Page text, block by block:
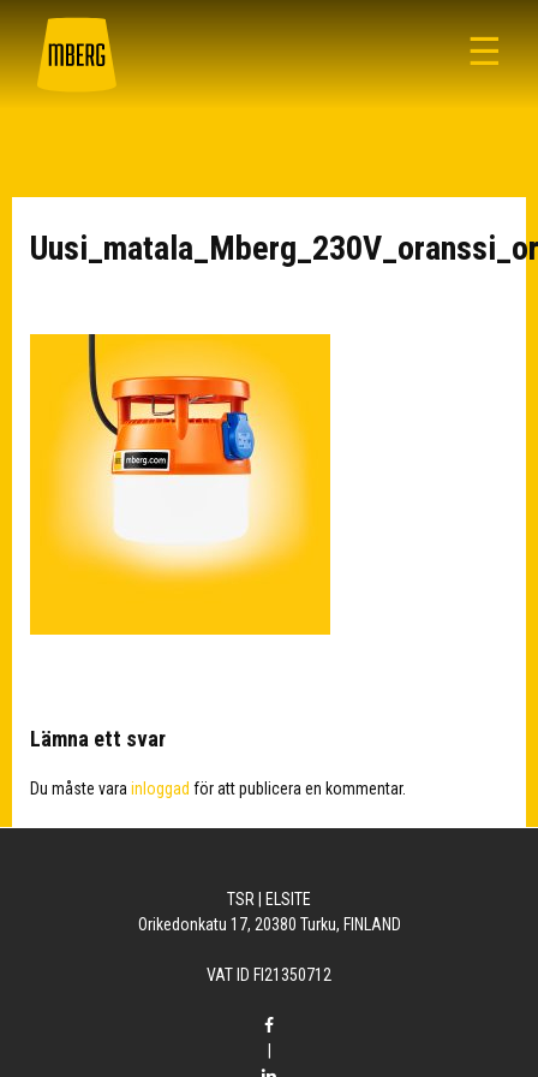
☰
Lämna ett svar
Du måste vara inloggad för att publicera en kommentar.
TSR | ELSITE
Orikedonkatu 17, 20380 Turku, FINLAND
VAT ID FI21350712